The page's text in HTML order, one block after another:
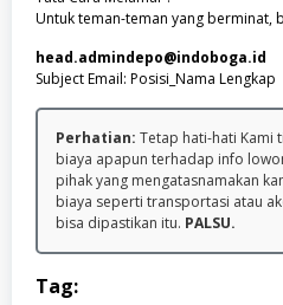
Untuk teman-teman yang berminat,
head.admindepo@indoboga.id
Subject Email: Posisi_Nama Lengkap
Perhatian: Tetap hati-hati Kami
biaya apapun terhadap info
pihak yang mengatasnamakan
biaya seperti transportasi atau
bisa dipastikan itu. PALSU.
Tag: